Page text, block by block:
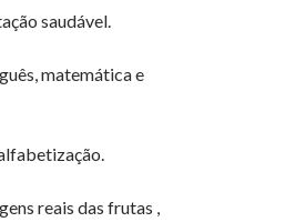
saudável.
matemática e
reais das frutas ,